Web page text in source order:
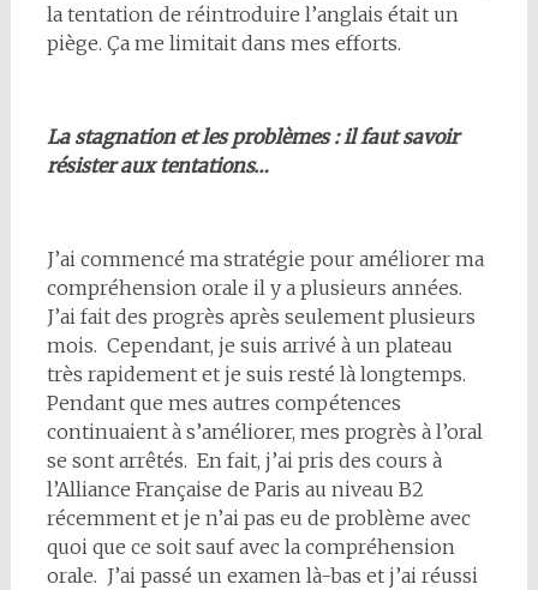
la tentation de réintroduire l’anglais était un
piège. Ça me limitait dans mes efforts.
La stagnation et les problèmes : il faut savoir
résister aux tentations…
J’ai commencé ma stratégie pour améliorer ma
compréhension orale il y a plusieurs années.
J’ai fait des progrès après seulement plusieurs
mois. Cependant, je suis arrivé à un plateau
très rapidement et je suis resté là longtemps.
Pendant que mes autres compétences
continuaient à s’améliorer, mes progrès à l’oral
se sont arrêtés. En fait, j’ai pris des cours à
l’Alliance Française de Paris au niveau B2
récemment et je n’ai pas eu de problème avec
quoi que ce soit sauf avec la compréhension
orale. J’ai passé un examen là-bas et j’ai réussi